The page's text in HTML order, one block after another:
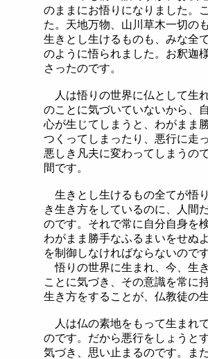
のままにお悟りになりました。
た。天地万物、山川草木一切の
生きとし生けるものも、みな全
のように悟られました。お釈迦
さったのです。
人は悟りの世界に仏として生
のことに気づいていないから、
心が生じてしまうと、わがまま
つくってしまったり、悪行に走
悪しき凡夫に変わってしまうの
間です。
生きとし生けるもの全てが悟
き生き方をしているのに、人間
のです。それで常に自分自身を
わがまま勝手なふるまいをせぬ
を制御しなければならないので
悟りの世界に生まれ、今、生
ことに気づき、その意識を常に
生き方をすることが、仏教徒の
人は仏の素地をもって生まれ
のです。だから悪行をしょうと
気づき、思い止まるのです。ま